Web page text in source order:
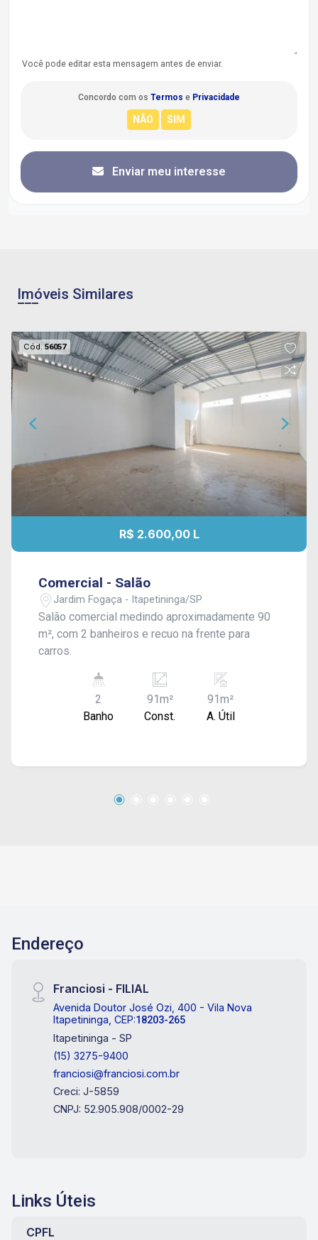
Você pode editar esta mensagem antes de enviar.
Concordo com os Termos e Privacidade
Enviar meu interesse
Imóveis Similares
Cód.56057
R$ 2.600,00 L
Comercial - Salão
Jardim Fogaça - Itapetininga/SP
Salão comercial medindo aproximadamente 90
m², com 2 banheiros e recuo na frente para
carros.
2
Banho
91m²
Const.
91m²
A. Útil
Endereço
Franciosi - FILIAL
Avenida Doutor José Ozi, 400 - Vila Nova
Itapetininga, CEP:18203-265
Itapetininga - SP
(15) 3275-9400
franciosi@franciosi.com.br
Creci: J-5859
CNPJ: 52.905.908/0002-29
Links Úteis
CPFL